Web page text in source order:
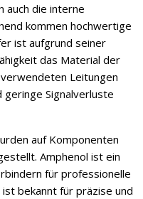
auch die interne
kommen hochwertige
ist aufgrund seiner
das Material der
Leitungen
geringe Signalverluste
auf Komponenten
Amphenol ist ein
für professionelle
ist bekannt für präzise und